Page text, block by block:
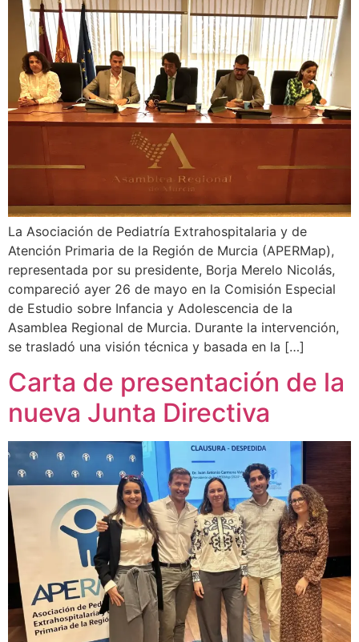
La Asociación de Pediatría Extrahospitalaria y de
Atención Primaria de la Región de Murcia (APERMap),
representada por su presidente, Borja Merelo Nicolás,
compareció ayer 26 de mayo en la Comisión Especial
de Estudio sobre Infancia y Adolescencia de la
Asamblea Regional de Murcia. Durante la intervención,
se trasladó una visión técnica y basada en la […]
Carta de presentación de la
nueva Junta Directiva